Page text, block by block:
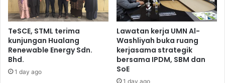
TeSCE, STML terima
kunjungan Hualang
Renewable Energy Sdn.
Bhd.
1 day ago
Lawatan kerja UMN Al-
Washliyah buka ruang
kerjasama strategik
bersama IPDM, SBM dan
SoE
1 day ago